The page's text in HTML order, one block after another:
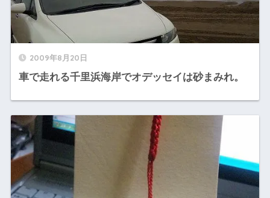
2009年8月20日
車で走れる千里浜海岸でオデッセイは砂まみれ。